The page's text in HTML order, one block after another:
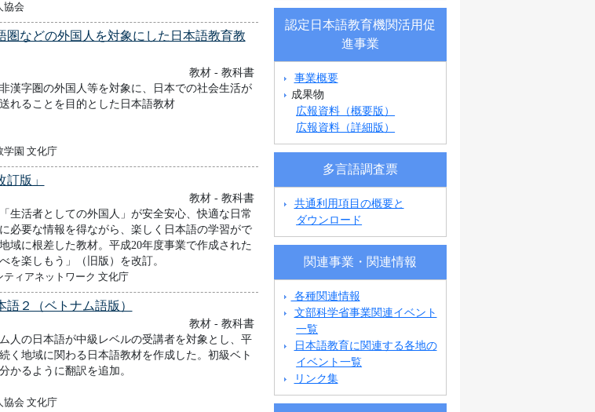
協会
圏などの外国人を対象にした日本語教育教
教材 - 教科書
漢字圏の外国人等を対象に、日本での社会生活が
れることを目的とした日本語教材
学園 文化庁
訂版」
教材 - 教科書
生活者としての外国人」が安全安心、快適な日常
必要な情報を得ながら、楽しく日本語の学習がで
域に根差した教材。平成20年度事業で作成された
を楽しもう」（旧版）を改訂。
ィアネットワーク 文化庁
２（ベトナム語版）
教材 - 教科書
人の日本語が中級レベルの受講者を対象とし、平
く地域に関わる日本語教材を作成した。初級ベト
かるように翻訳を追加。
協会 文化庁
認定日本語教育機関活用促
進事業
事業概要
成果物
広報資料（概要版）
広報資料（詳細版）
多言語調査票
共通利用項目の概要と
ダウンロード
関連事業・関連情報
各種関連情報
文部科学省事業関連イベント
一覧
日本語教育に関連する各地の
イベント一覧
リンク集